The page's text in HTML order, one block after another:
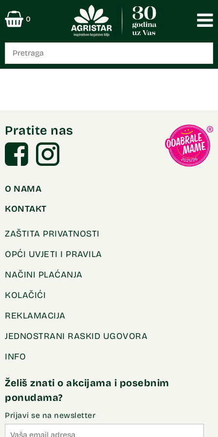
0
Pratite nas
O NAMA
KONTAKT
ZAŠTITA PRIVATNOSTI
OPĆI UVJETI I PRAVILA
NAČINI PLAĆANJA
KOLAČIĆI
REKLAMACIJA
JEDNOSTRANI RASKID UGOVORA
INFO
Želiš znati o akcijama i posebnim
ponudama?
Prijavi se na newsletter